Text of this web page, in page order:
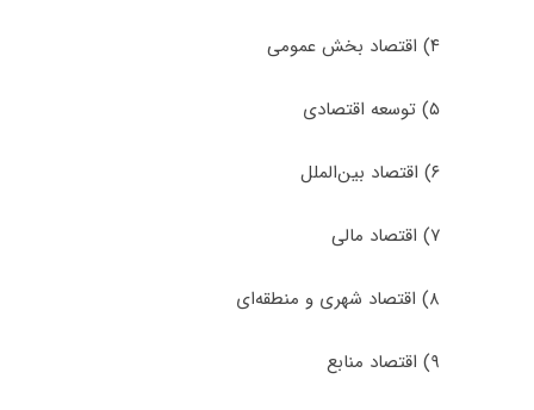
۴) اﻗﺘﺼﺎد ﺑﺨﺶ ﻋﻤﻮمی
۵) ﺗﻮﺳﻌﻪ اﻗﺘﺼﺎدی
۶) اﻗﺘﺼﺎد ﺑﻴﻦاﻟﻤﻠﻞ
۷) اﻗﺘﺼﺎد ﻣﺎلی
۸) اﻗﺘﺼﺎد ﺷﻬﺮی و ﻣﻨﻄﻘﻪای
۹) اﻗﺘﺼﺎد ﻣﻨﺎﺑﻊ